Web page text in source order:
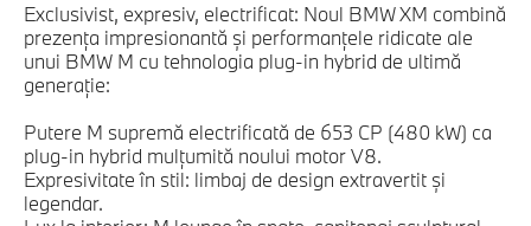
Exclusivist, expresiv, electrificat: Noul BMW XM combină
prezenţa impresionantă şi performanţele ridicate ale
unui BMW M cu tehnologia plug-in hybrid de ultimă
generaţie:
Putere M supremă electrificată de 653 CP (480 kW) ca
plug-in hybrid mulţumită noului motor V8.
Expresivitate în stil: limbaj de design extravertit şi
legendar.